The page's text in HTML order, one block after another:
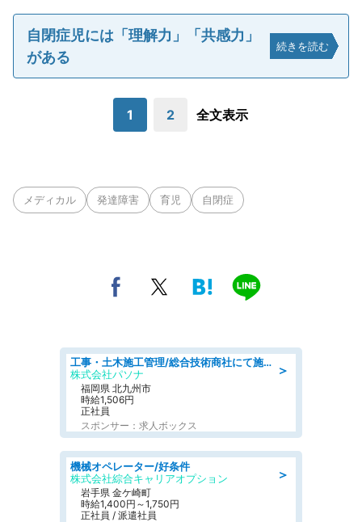
自閉症児には「理解力」「共感力」
がある
続きを読む
1 2 全文表示
メディカル 発達障害 育児 自閉症
＞
工事・土木施工管理/総合技術商社にて施工管理のお仕事/即日勤務可/車通勤可/工事・土木施工管理/生産・品質管理
株式会社パソナ
福岡県 北九州市
時給1,506円
正社員
スポンサー：求人ボックス
＞
機械オペレーター/好条件
株式会社綜合キャリアオプション
岩手県 金ケ崎町
時給1,400円～1,750円
正社員 / 派遣社員